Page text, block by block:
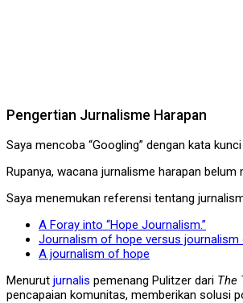
Pengertian Jurnalisme Harapan
Saya mencoba “Googling” dengan kata
Rupanya, wacana jurnalisme harapan belum
Saya menemukan referensi tentang
A Foray into “Hope Journalism.”
Journalism of hope versus journalism
A journalism of hope
Menurut jurnalis pemenang Pulitzer dari The
pencapaian komunitas, memberikan solusi